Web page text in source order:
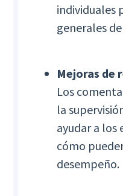
individuales
generales
Mejoras de
Los
la
ayudar a
cómo
desempeño.